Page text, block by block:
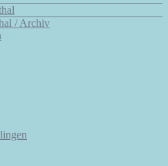
/ Archiv